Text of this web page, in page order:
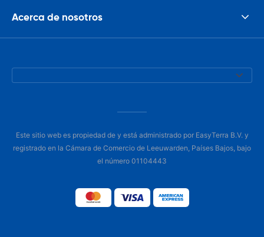
Acerca de nosotros
Este sitio web es propiedad de y está administrado por EasyTerra B.V. y
registrado en la Cámara de Comercio de Leeuwarden, Países Bajos, bajo
el número 01104443